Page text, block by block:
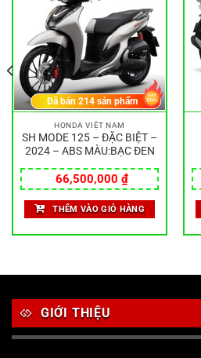
HONDA VIỆT NAM
SH MODE 125 – ĐẶC BIỆT –
2024 – ABS MÀU:BẠC ĐEN
66,500,000 ₫
Đã bán214 sản phẩm
THÊM VÀO GIỎ HÀNG
GIỚI THIỆU